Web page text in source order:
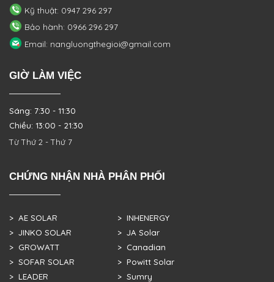
Kỹ thuật: 0947 296 297
Bảo hành: 0966 296 297
Email: nangluongthegioi@gmail.com
GIỜ LÀM VIỆC
Sáng: 7:30 - 11:30
Chiều: 13:00 - 21:30
Từ Thứ 2 - Thứ 7
CHỨNG NHẬN NHÀ PHÂN PHỐI
> AE SOLAR
> JINKO SOLAR
> GROWATT
> SOFAR SOLAR
> LEADER
> INHENERGY
> JA Solar
> Canadian
> Powitt Solar
> Sumry